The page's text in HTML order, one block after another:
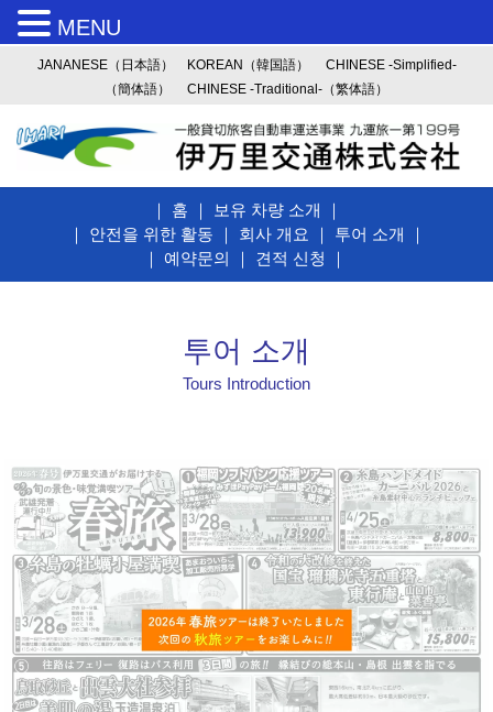
JANANESE（日本語） KOREAN（韓国語）
CHINESE -Simplified-
（簡体語）
CHINESE -Traditional-（繁体語）
홈 보유 차량 소개
안전을 위한 활동 회사 개요 투어 소개
예약문의 견적 신청
투어 소개
Tours Introduction
MENU